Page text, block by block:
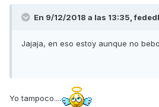
En 9/12/2018 a las 13:35,
Jajaja, en eso estoy aunque no
Yo tampoco....